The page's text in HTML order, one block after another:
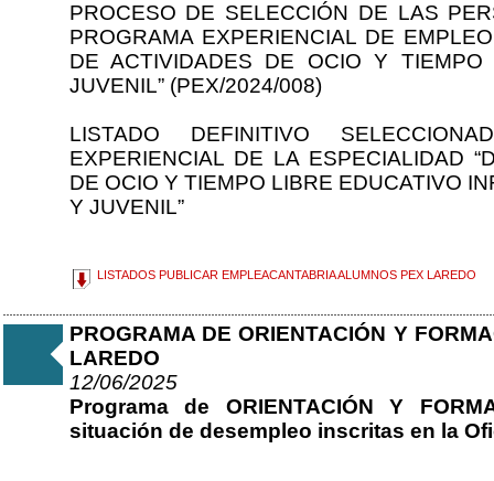
PROCESO DE SELECCIÓN DE LAS
PROGRAMA EXPERIENCIAL DE
DE ACTIVIDADES DE OCIO Y
JUVENIL” (PEX/2024/008)
LISTADO DEFINITIVO
EXPERIENCIAL DE LA ESPECIALIDAD
DE OCIO Y TIEMPO LIBRE EDUCATIVO
Y JUVENIL”
LISTADOS PUBLICAR EMPLEACANTABRIA ALUMNOS PEX LAREDO
PROGRAMA DE ORIENTACIÓN Y
LAREDO
12/06/2025
Programa de ORIENTACIÓN Y
situación de desempleo inscritas en la